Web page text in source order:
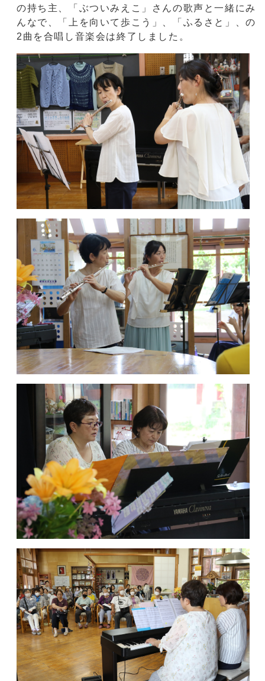
の持ち主、「ぶついみえこ」さんの歌声と一緒にみ
んなで、「上を向いて歩こう」、「ふるさと」、の
2曲を合唱し音楽会は終了しました。